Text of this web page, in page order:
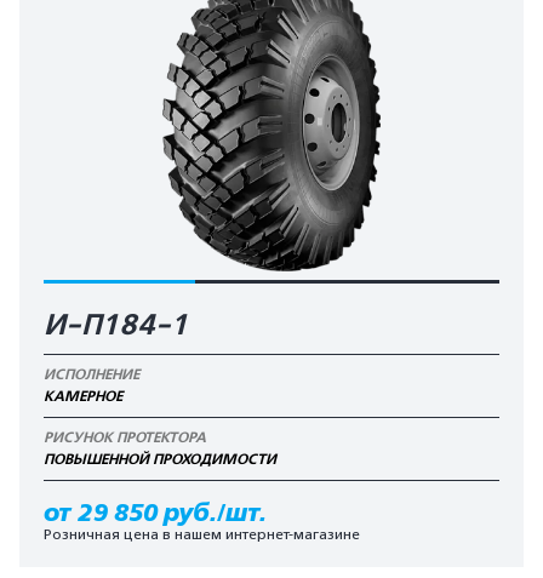
И-П184-1
ИСПОЛНЕНИЕ
КАМЕРНОЕ
РИСУНОК ПРОТЕКТОРА
ПОВЫШЕННОЙ ПРОХОДИМОСТИ
от 29 850 руб./шт.
Розничная цена в нашем интернет-магазине